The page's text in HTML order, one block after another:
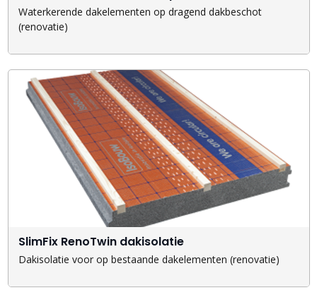
Waterkerende dakelementen op dragend dakbeschot
(renovatie)
SlimFix RenoTwin dakisolatie
Dakisolatie voor op bestaande dakelementen (renovatie)